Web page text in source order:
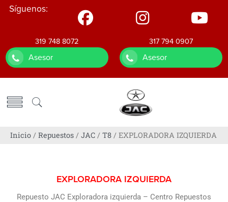
Síguenos:
319 748 8072
Asesor
317 794 0907
Asesor
Inicio / Repuestos / JAC / T8 / EXPLORADORA IZQUIERDA
EXPLORADORA IZQUIERDA
Repuesto JAC Exploradora izquierda – Centro Repuestos